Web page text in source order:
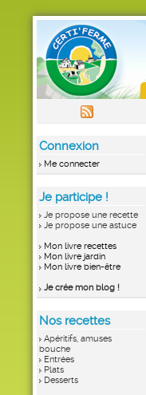
Connexion
Me connecter
Je participe !
Je propose une recette
Je propose une astuce
Mon livre recettes
Mon livre jardin
Mon livre bien-être
Je crée mon blog !
Nos recettes
Apéritifs, amuses
bouche
Entrées
Plats
Desserts